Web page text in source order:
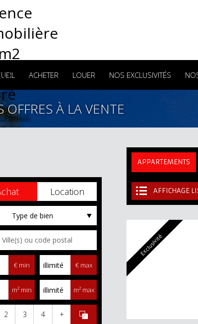
ACHETER LOUER NOS EXCLUSIVITÉS
OFFRES À LA VENTE
Location
Type de bien
€ min € max
m² min m² max
2 3 4 +
APPARTEMENTS
AFFICHAGE
Exclusivité